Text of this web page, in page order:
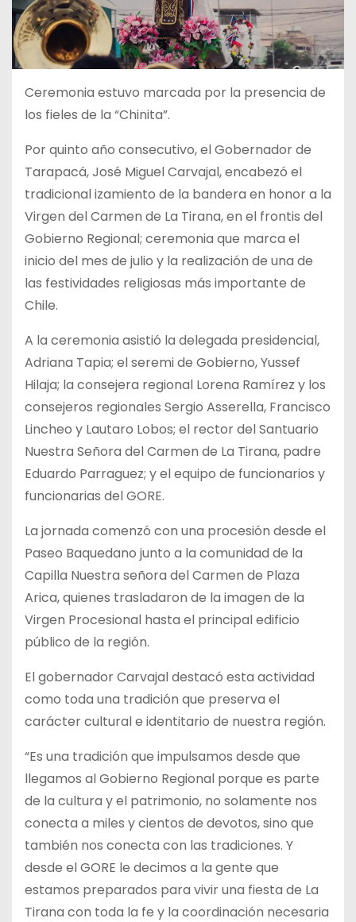
Ceremonia estuvo marcada por la presencia de
los fieles de la “Chinita”.
Por quinto año consecutivo, el Gobernador de
Tarapacá, José Miguel Carvajal, encabezó el
tradicional izamiento de la bandera en honor a la
Virgen del Carmen de La Tirana, en el frontis del
Gobierno Regional; ceremonia que marca el
inicio del mes de julio y la realización de una de
las festividades religiosas más importante de
Chile.
A la ceremonia asistió la delegada presidencial,
Adriana Tapia; el seremi de Gobierno, Yussef
Hilaja; la consejera regional Lorena Ramírez y los
consejeros regionales Sergio Asserella, Francisco
Lincheo y Lautaro Lobos; el rector del Santuario
Nuestra Señora del Carmen de La Tirana, padre
Eduardo Parraguez; y el equipo de funcionarios y
funcionarias del GORE.
La jornada comenzó con una procesión desde el
Paseo Baquedano junto a la comunidad de la
Capilla Nuestra señora del Carmen de Plaza
Arica, quienes trasladaron de la imagen de la
Virgen Procesional hasta el principal edificio
público de la región.
El gobernador Carvajal destacó esta actividad
como toda una tradición que preserva el
carácter cultural e identitario de nuestra región.
“Es una tradición que impulsamos desde que
llegamos al Gobierno Regional porque es parte
de la cultura y el patrimonio, no solamente nos
conecta a miles y cientos de devotos, sino que
también nos conecta con las tradiciones. Y
desde el GORE le decimos a la gente que
estamos preparados para vivir una fiesta de La
Tirana con toda la fe y la coordinación necesaria